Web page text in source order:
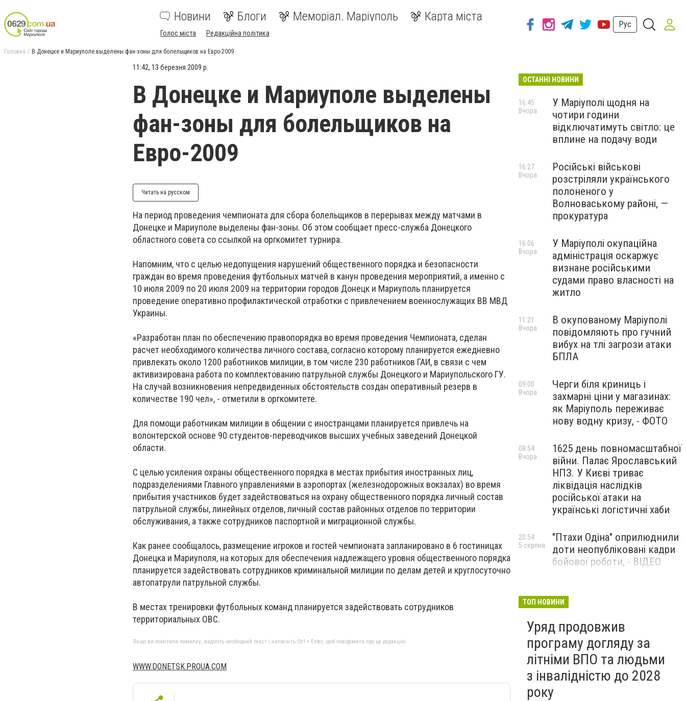
Новини Блоги Меморіал. Маріуполь Карта міста
Голос міста Редакційна політика
Рус
Головна В Донецке и Мариуполе выделены фан-зоны для болельщиков на Евро-2009
11:42, 13 березня 2009 р.
В Донецке и Мариуполе выделены
фан-зоны для болельщиков на
Евро-2009
Читать на русском
На период проведения чемпионата для сбора болельщиков в перерывах между матчами в
Донецке и Мариуполе выделены фан-зоны. Об этом сообщает пресс-служба Донецкого
областного совета со ссылкой на оргкомитет турнира.
Напомним, что с целью недопущения нарушений общественного порядка и безопасности
граждан во время проведения футбольных матчей в канун проведения мероприятий, а именно с
10 июля 2009 по 20 июля 2009 на территории городов Донецк и Мариуполь планируется
проведение оперативно профилактической отработки с привлечением военнослужащих ВВ МВД
Украины.
«Разработан план по обеспечению правопорядка во время проведения Чемпионата, сделан
расчет необходимого количества личного состава, согласно которому планируется ежедневно
привлекать около 1200 работников милиции, в том числе 230 работников ГАИ, в связи с чем
активизирована работа по комплектованию патрульной службы Донецкого и Мариупольского ГУ.
На случай возникновения непредвиденных обстоятельств создан оперативный резерв в
количестве 190 чел», - отметили в оргкомитете.
Для помощи работникам милиции в общении с иностранцами планируется привлечь на
волонтерской основе 90 студентов-переводчиков высших учебных заведений Донецкой
области.
С целью усиления охраны общественного порядка в местах прибытия иностранных лиц,
подразделениями Главного управлениями в аэропортах (железнодорожных вокзалах) во время
прибытия участников будет задействоваться на охрану общественного порядка личный состав
патрульной службы, линейных отделов, личный состав районных отделов по территории
обслуживания, а также сотрудников паспортной и миграционной службы.
Как ранее сообщалось, размещение игроков и гостей чемпионата запланировано в 6 гостиницах
Донецка и Мариуполя, на которых для обеспечения надлежащего уровня общественного порядка
планируется задействовать сотрудников криминальной милиции по делам детей и круглосуточно
автопатрули патрульной службы.
В местах тренировки футбольных команд планируется задействовать сотрудников
территориальных ОВС.
Якщо ви помітили помилку, виділіть необхідний текст і натисніть Ctrl + Enter, щоб повідомити про це редакцію
WWW.DONETSK.PROUA.COM
ОСТАННІ НОВИНИ
У Маріуполі щодня на
чотири години
відключатимуть світло: це
вплине на подачу води
16:45
Вчора
Російські військові
розстріляли українського
полоненого у
Волноваському районі, —
прокуратура
16:27
Вчора
У Маріуполі окупаційна
адміністрація оскаржує
визнане російськими
судами право власності на
житло
16:06
Вчора
В окупованому Маріуполі
повідомляють про гучний
вибух на тлі загрози атаки
БПЛА
11:21
Вчора
Черги біля криниць і
захмарні ціни у магазинах:
як Маріуполь переживає
нову водну кризу, - ФОТО
09:00
Вчора
1625 день повномасштабної
війни. Палає Ярославський
НПЗ. У Києві триває
ліквідація наслідків
російської атаки на
українські логістичні хаби
08:54
Вчора
"Птахи Одіна" оприлюднили
доти неопубліковані кадри
бойової роботи, - ВІДЕО
20:54
5 серпня
Бєдняков зіграє тата
новому українському
фільмі, - ФОТО
5 серпня
ТОП НОВИНИ
Уряд продовжив
програму догляду за
літніми ВПО та людьми
з інвалідністю до 2028
року